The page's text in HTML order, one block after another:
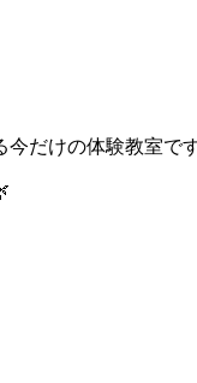
だけの体験教室です